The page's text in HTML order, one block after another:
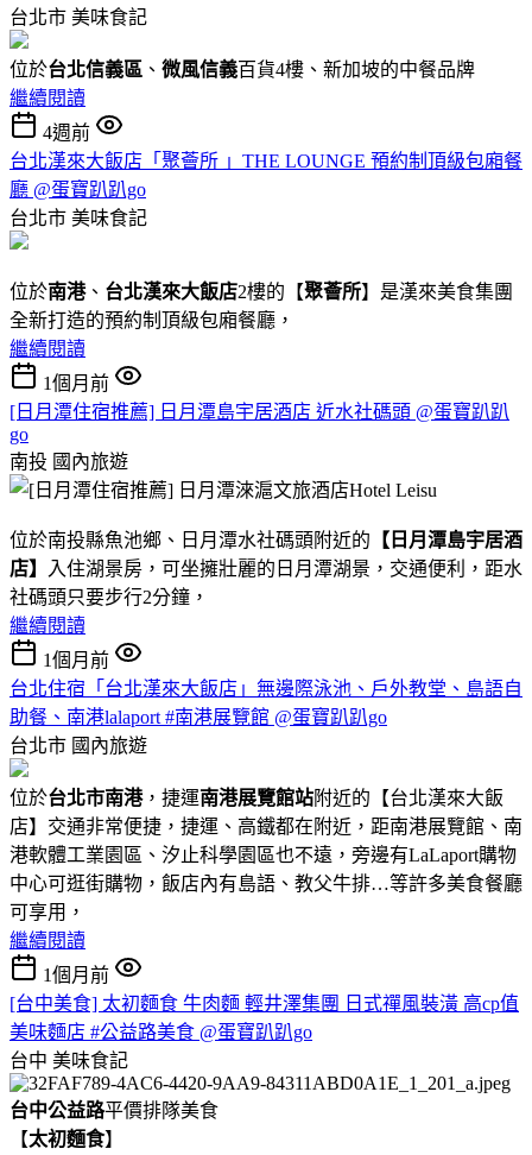
台北市 美味食記
位於台北信義區 、 微風信義百貨4樓、新加坡的中餐品牌
繼續閱讀
4週前
台北漢來大飯店「聚薈所 」THE LOUNGE 預約制頂級包廂餐
廳 @蛋寶趴趴go
台北市 美味食記
位於南港、 台北漢來大飯店2樓的【聚薈所】是漢來美食集團
全新打造的預約制頂級包廂餐廳，
繼續閱讀
1個月前
[日月潭住宿推薦] 日月潭島宇居酒店 近水社碼頭 @蛋寶趴趴
go
南投 國內旅遊
位於南投縣魚池鄉、日月潭水社碼頭附近的 【日月潭島宇居酒
店】
入住湖景房，可坐擁壯麗的日月潭湖景，交通便利，距水
社碼頭只要步行2分鐘，
繼續閱讀
1個月前
台北住宿「台北漢來大飯店」無邊際泳池、戶外教堂、島語自
助餐、南港lalaport #南港展覽館 @蛋寶趴趴go
台北市 國內旅遊
位於台北市南港，捷運南港展覽館站附近的【台北漢來大飯
店】交通非常便捷，捷運、高鐵都在附近，距南港展覽館、南
港軟體工業園區、汐止科學園區也不遠，旁邊有LaLaport購物
中心可逛街購物，飯店內有島語、教父牛排…等許多美食餐廳
可享用，
繼續閱讀
1個月前
[台中美食] 太初麵食 牛肉麵 輕井澤集團 日式禪風裝潢 高cp值
美味麵店 #公益路美食 @蛋寶趴趴go
台中 美味食記
台中公益路平價排隊美食
【太初麵食】